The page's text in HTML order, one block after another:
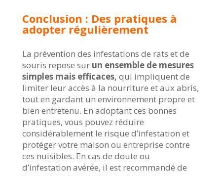
Conclusion : Des pratiques à
adopter régulièrement
La prévention des infestations de rats et de
souris repose sur un ensemble de mesures
simples mais efficaces, qui impliquent de
limiter leur accès à la nourriture et aux abris,
tout en gardant un environnement propre et
bien entretenu. En adoptant ces bonnes
pratiques, vous pouvez réduire
considérablement le risque d’infestation et
protéger votre maison ou entreprise contre
ces nuisibles. En cas de doute ou
d’infestation avérée, il est recommandé de